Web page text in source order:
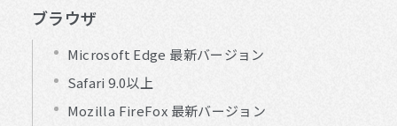
ブラウザ
Microsoft Edge 最新バージョン
Safari 9.0以上
Mozilla FireFox 最新バージョン